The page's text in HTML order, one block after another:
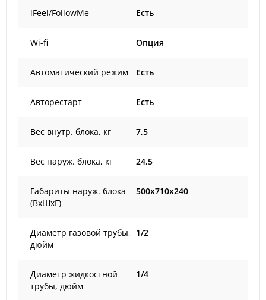
iFeel/FollowMe Есть
Wi-fi Опция
Автоматический режим Есть
Авторестарт Есть
Вес внутр. блока, кг 7,5
Вес наруж. блока, кг 24,5
Габариты наруж. блока
(ВxШxГ)
500x710x240
Диаметр газовой трубы,
дюйм
1/2
Диаметр жидкостной
трубы, дюйм
1/4